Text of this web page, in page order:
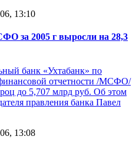
13:10
за 2005 г выросли на 28,3
банк «Ухтабанк» по
отчетности /МСФО/
до 5,707 млрд руб. Об этом
правления банка Павел
13:08